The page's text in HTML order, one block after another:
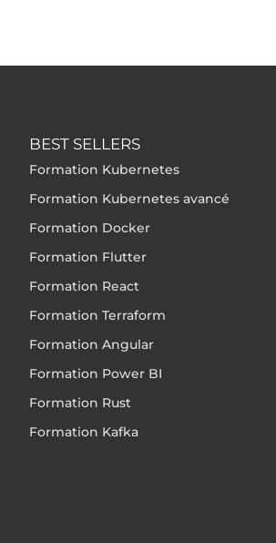
BEST SELLERS
Formation Kubernetes
Formation Kubernetes avancé
Formation Docker
Formation Flutter
Formation React
Formation Terraform
Formation Angular
Formation Power BI
Formation Rust
Formation Kafka